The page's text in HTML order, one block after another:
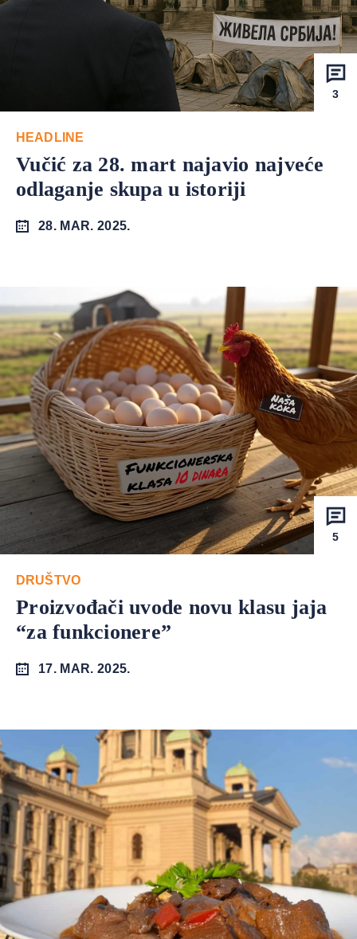
3
HEADLINE
Vučić za 28. mart najavio najveće
odlaganje skupa u istoriji
28. MAR. 2025.
5
DRUŠTVO
Proizvođači uvode novu klasu jaja
“za funkcionere”
17. MAR. 2025.